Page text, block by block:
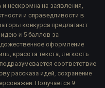
нескромна на заявления,
и справедливости в
конкурса предлагают
и 5 баллов за
оформление
красота текста, легкость
соответствие
рассказа идей, сохранение
Получается 9